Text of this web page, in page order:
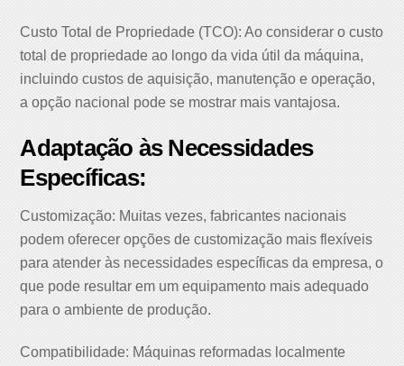
Custo Total de Propriedade (TCO): Ao considerar o custo
total de propriedade ao longo da vida útil da máquina,
incluindo custos de aquisição, manutenção e operação,
a opção nacional pode se mostrar mais vantajosa.
Adaptação às Necessidades
Específicas:
Customização: Muitas vezes, fabricantes nacionais
podem oferecer opções de customização mais flexíveis
para atender às necessidades específicas da empresa, o
que pode resultar em um equipamento mais adequado
para o ambiente de produção.
Compatibilidade: Máquinas reformadas localmente